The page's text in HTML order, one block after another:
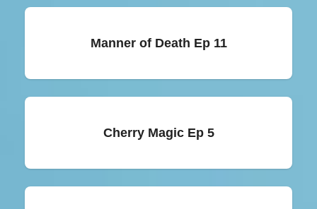
Manner of Death Ep 11
Cherry Magic Ep 5